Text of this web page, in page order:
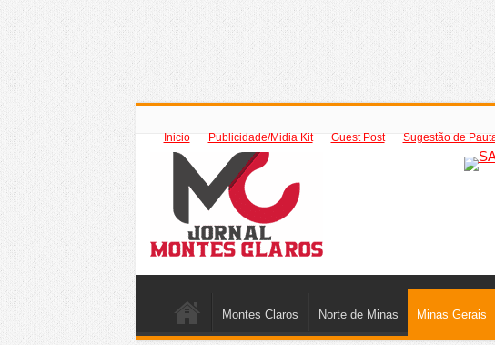
Inicio Publicidade/Midia Kit Guest Post Sugestão de
Montes Claros Norte de Minas Minas Gerais